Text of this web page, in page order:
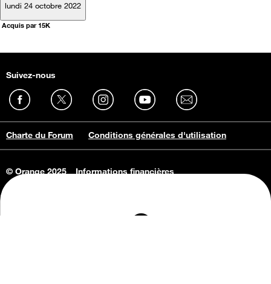
lundi 24 octobre 2022
Acquis par 15K
Suivez-nous
Charte du Forum Conditions générales d'utilisation
© Orange 2025
Informations financières